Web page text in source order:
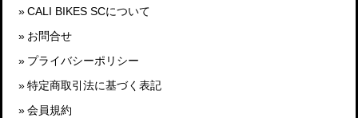
CALI BIKES SCについて
お問合せ
プライバシーポリシー
特定商取引法に基づく表記
会員規約